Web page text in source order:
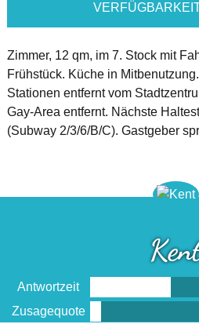
Zimmer, 12 qm, im 7. Stock mit
Frühstück. Küche in
Stationen entfernt vom
Gay-Area entfernt. Nächste
(Subway 2/3/6/B/C). Gastgeber
Antwortzeit
Zusagequote